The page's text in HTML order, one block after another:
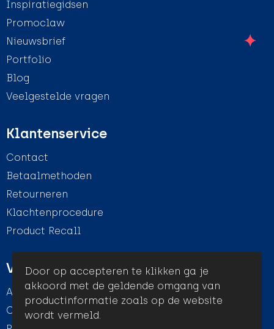
Inspiratiegidsen
Promoclaw
Nieuwsbrief
Portfolio
Blog
Veelgestelde vragen
Klantenservice
Contact
Betaalmethoden
Retourneren
Klachtenprocedure
Product Recall
Veilig winkelen
Algemene voorwaarden
Cookieverklaring
Door op accepteren te klikken ga je
akkoord met de geldende omgang van
productinformatie zoals op de website
wordt vermeld.